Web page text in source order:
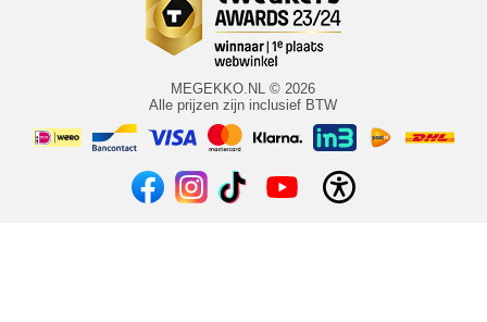
MEGEKKO.NL © 2026
Alle prijzen zijn inclusief BTW